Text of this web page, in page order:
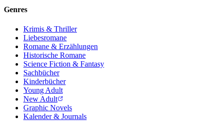
Genres
Krimis & Thriller
Liebesromane
Romane & Erzählungen
Historische Romane
Science Fiction & Fantasy
Sachbücher
Kinderbücher
Young Adult
New Adult
Graphic Novels
Kalender & Journals